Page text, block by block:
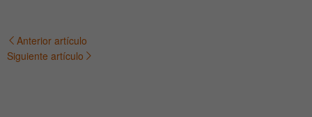
Navegación
Anterior artículo
Siguiente artículo